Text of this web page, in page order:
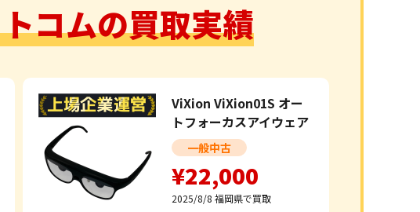
コムの買取実績
ViXion ViXion01S オー
トフォーカスアイウェア
一般中古
¥22,000
2025/8/8 福岡県で買取